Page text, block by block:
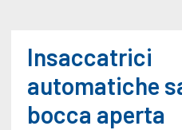
Insaccatrici
automatiche
bocca aperta